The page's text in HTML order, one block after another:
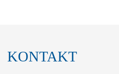
KONTAKT